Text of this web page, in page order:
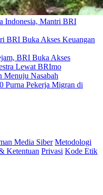
Indonesia, Mantri BRI
BRI Buka Akses Keuangan
BRI Buka Akses
Lewat BRImo
Menuju Nasabah
Purna Pekerja Migran di
Media Siber Metodologi
Ketentuan Privasi Kode Etik